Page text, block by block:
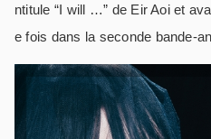
ntitule “I will …” de Eir Aoi et
e fois dans la seconde bande-